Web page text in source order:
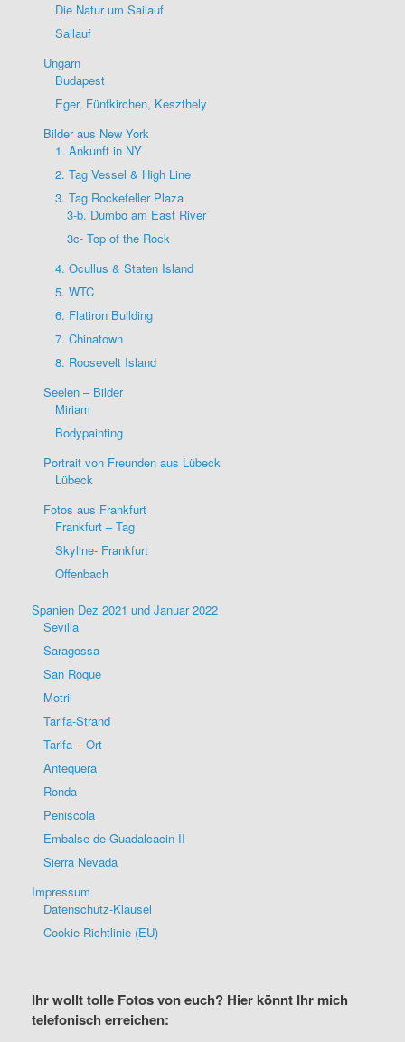
Die Natur um Sailauf
Sailauf
Ungarn
Budapest
Eger, Fünfkirchen, Keszthely
Bilder aus New York
1. Ankunft in NY
2. Tag Vessel & High Line
3. Tag Rockefeller Plaza
3-b. Dumbo am East River
3c- Top of the Rock
4. Ocullus & Staten Island
5. WTC
6. Flatiron Building
7. Chinatown
8. Roosevelt Island
Seelen – Bilder
Miriam
Bodypainting
Portrait von Freunden aus Lübeck
Lübeck
Fotos aus Frankfurt
Frankfurt – Tag
Skyline- Frankfurt
Offenbach
Spanien Dez 2021 und Januar 2022
Sevilla
Saragossa
San Roque
Motril
Tarifa-Strand
Tarifa – Ort
Antequera
Ronda
Peniscola
Embalse de Guadalcacin II
Sierra Nevada
Impressum
Datenschutz-Klausel
Cookie-Richtlinie (EU)
Ihr wollt tolle Fotos von euch? Hier könnt Ihr mich
telefonisch erreichen: